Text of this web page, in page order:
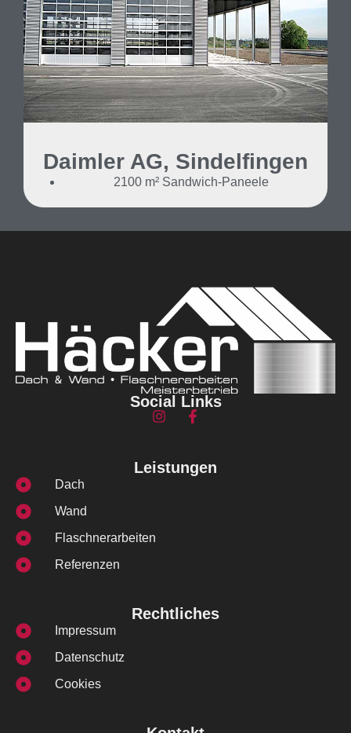
Daimler AG, Sindelfingen
2100 m² Sandwich-Paneele
Social Links
Leistungen
Dach
Wand
Flaschnerarbeiten
Referenzen
Rechtliches
Impressum
Datenschutz
Cookies